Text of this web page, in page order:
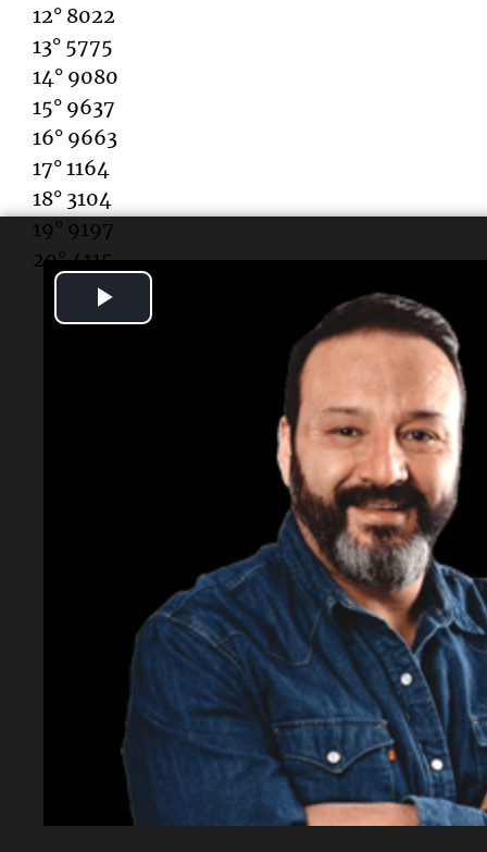
12° 8022
13° 5775
14° 9080
15° 9637
16° 9663
17° 1164
18° 3104
19° 9197
20° 4115
¿Qué sorteo se realizó?
El sorteo número 12933 de la Quiniela
¿Cuándo se llevó a cabo?
El lunes 18 de mayo a las 22:15.
¿Cuál fue el número a la cabeza?
El número a la cabeza fue 8292.
¿Qué significa el número a la cabeza?
Se interpreta como "A primera (El
¿Cuáles son los resultados de los números?
Se publicaron los 20 números ganadores